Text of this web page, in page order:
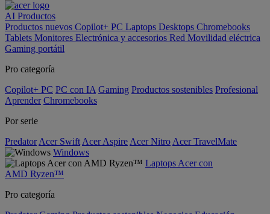
AI Productos
Productos nuevos Copilot+ PC Laptops Desktops Chromebooks
Tablets Monitores Electrónica y accesorios Red Movilidad eléctrica
Gaming portátil
Pro categoría
Copilot+ PC PC con IA Gaming Productos sostenibles Profesional
Aprender Chromebooks
Por serie
Predator Acer Swift Acer Aspire Acer Nitro Acer TravelMate
Windows
Laptops Acer con
AMD Ryzen™
Pro categoría